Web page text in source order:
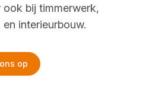
bij timmerwerk,
interieurbouw.
op